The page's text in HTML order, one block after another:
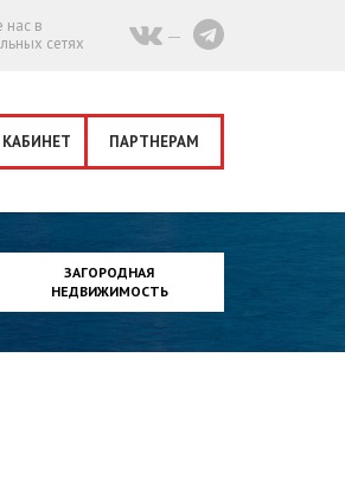
нас в
сетях
ПАРТНЕРАМ
ЗАГОРОДНАЯ
НЕДВИЖИМОСТЬ